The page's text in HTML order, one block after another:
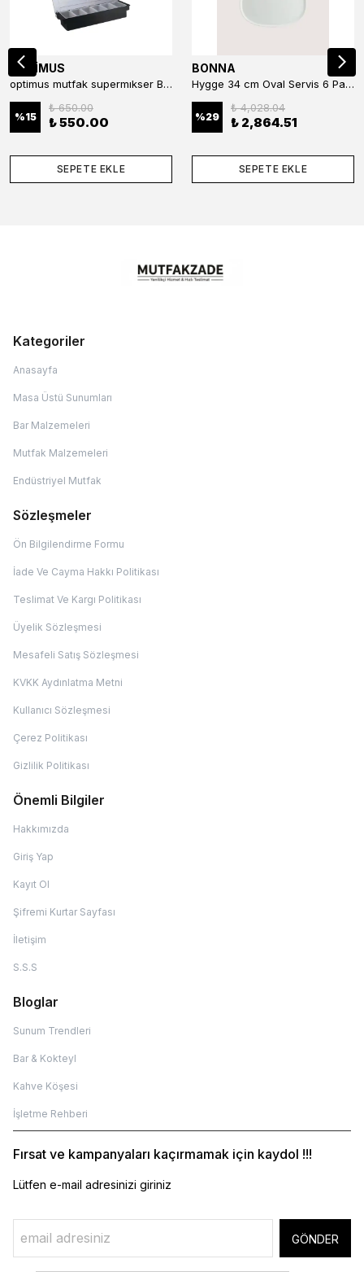
OPTİMUS
optimus mutfak supermıkser Bar Konteyner 6'lı 50×16×9 cm Kapaklı Polikarbon Organizer Bar & Kafe
%15
₺ 650.00
₺ 550.00
SEPETE EKLE
BONNA
Hygge 34 cm Oval Servis 6 Parça
%29
₺ 4,028.04
₺ 2,864.51
SEPETE EKLE
Kategoriler
Anasayfa
Masa Üstü Sunumları
Bar Malzemeleri
Mutfak Malzemeleri
Endüstriyel Mutfak
Sözleşmeler
Ön Bilgilendirme Formu
İade Ve Cayma Hakkı Politikası
Teslimat Ve Kargı Politikası
Üyelik Sözleşmesi
Mesafeli Satış Sözleşmesi
KVKK Aydınlatma Metni
Kullanıcı Sözleşmesi
Çerez Politikası
Gizlilik Politikası
Önemli Bilgiler
Hakkımızda
Giriş Yap
Kayıt Ol
Şifremi Kurtar Sayfası
İletişim
S.S.S
Bloglar
Sunum Trendleri
Bar & Kokteyl
Kahve Köşesi
İşletme Rehberi
Fırsat ve kampanyaları kaçırmamak için kaydol !!!
Lütfen e-mail adresinizi giriniz
GÖNDER